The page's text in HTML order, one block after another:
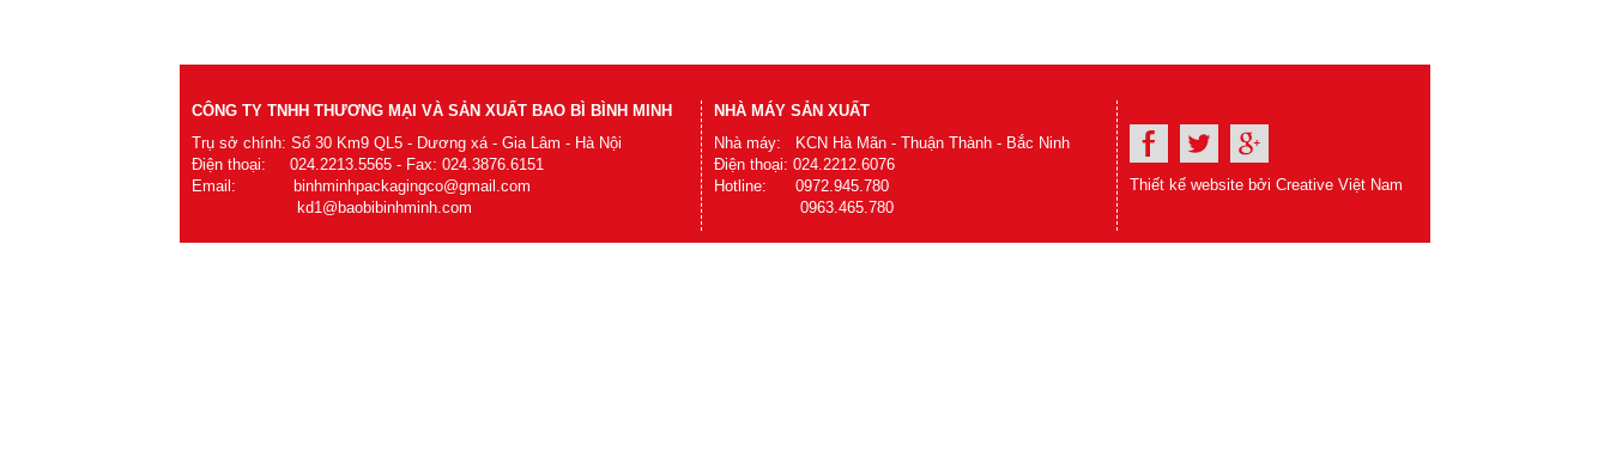
CÔNG TY TNHH THƯƠNG MẠI VÀ SẢN XUẤT BAO BÌ BÌNH MINH
Trụ sở chính: Số 30 Km9 QL5 - Dương xá - Gia Lâm - Hà Nội
Điện thoại: 024.2213.5565 - Fax: 024.3876.6151
Email: binhminhpackagingco@gmail.com
kd1@baobibinhminh.com
NHÀ MÁY SẢN XUẤT
Nhà máy: KCN Hà Mãn - Thuận Thành - Bắc Ninh
Điện thoại: 024.2212.6076
Hotline: 0972.945.780
0963.465.780
Thiết kế website bởi Creative Việt Nam